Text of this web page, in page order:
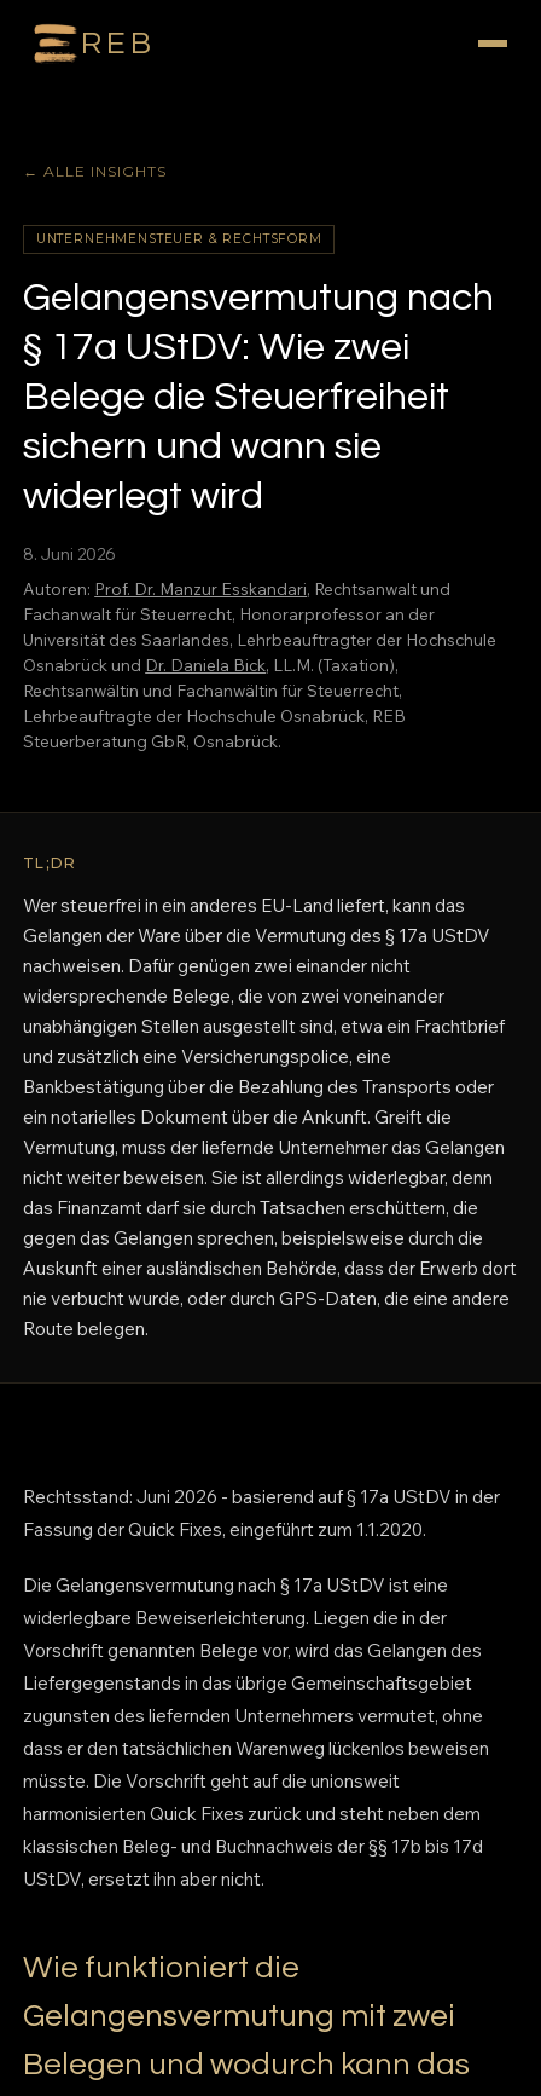
REB
← ALLE INSIGHTS
UNTERNEHMENSTEUER & RECHTSFORM
Gelangensvermutung nach
§ 17a UStDV: Wie zwei
Belege die Steuerfreiheit
sichern und wann sie
widerlegt wird
8. Juni 2026
Autoren: Prof. Dr. Manzur Esskandari, Rechtsanwalt und
Fachanwalt für Steuerrecht, Honorarprofessor an der
Universität des Saarlandes, Lehrbeauftragter der Hochschule
Osnabrück und Dr. Daniela Bick, LL.M. (Taxation),
Rechtsanwältin und Fachanwältin für Steuerrecht,
Lehrbeauftragte der Hochschule Osnabrück, REB
Steuerberatung GbR, Osnabrück.
TL;DR
Wer steuerfrei in ein anderes EU-Land liefert, kann das
Gelangen der Ware über die Vermutung des § 17a UStDV
nachweisen. Dafür genügen zwei einander nicht
widersprechende Belege, die von zwei voneinander
unabhängigen Stellen ausgestellt sind, etwa ein Frachtbrief
und zusätzlich eine Versicherungspolice, eine
Bankbestätigung über die Bezahlung des Transports oder
ein notarielles Dokument über die Ankunft. Greift die
Vermutung, muss der liefernde Unternehmer das Gelangen
nicht weiter beweisen. Sie ist allerdings widerlegbar, denn
das Finanzamt darf sie durch Tatsachen erschüttern, die
gegen das Gelangen sprechen, beispielsweise durch die
Auskunft einer ausländischen Behörde, dass der Erwerb dort
nie verbucht wurde, oder durch GPS-Daten, die eine andere
Route belegen.
Rechtsstand: Juni 2026 - basierend auf § 17a UStDV in der
Fassung der Quick Fixes, eingeführt zum 1.1.2020.
Die Gelangensvermutung nach § 17a UStDV ist eine
widerlegbare Beweiserleichterung. Liegen die in der
Vorschrift genannten Belege vor, wird das Gelangen des
Liefergegenstands in das übrige Gemeinschaftsgebiet
zugunsten des liefernden Unternehmers vermutet, ohne
dass er den tatsächlichen Warenweg lückenlos beweisen
müsste. Die Vorschrift geht auf die unionsweit
harmonisierten Quick Fixes zurück und steht neben dem
klassischen Beleg- und Buchnachweis der §§ 17b bis 17d
UStDV, ersetzt ihn aber nicht.
Wie funktioniert die
Gelangensvermutung mit zwei
Belegen und wodurch kann das